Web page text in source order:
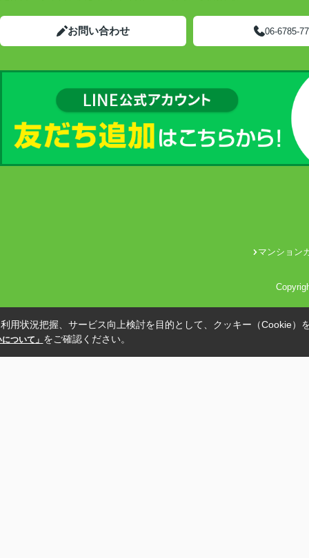
お問い合わせ 06-6785-
マンション
用状況把握、サービス向上検討を目的として、クッキー（Cookie）
ついて」 をご確認ください。